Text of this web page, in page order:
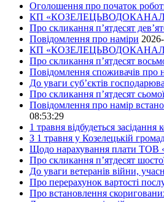
Оголошення про початок
КП «КОЗЕЛЕЦЬВОДОКАНАЛ»
Про скликання п’ятдесят
Повідомлення про наміри
КП «КОЗЕЛЕЦЬВОДОКАНАЛ»
Про скликання п’ятдесят
Повідомлення споживачів про
До уваги суб’єктів
Про скликання п’ятдесят
Повідомлення про намір
08:53:29
1 травня відбудеться
З 1 травня у Козелецькій
Щодо нарахування плати ТОВ
Про скликання п’ятдесят
До уваги ветеранів війни,
Про перерахунок вартості
Про встановлення